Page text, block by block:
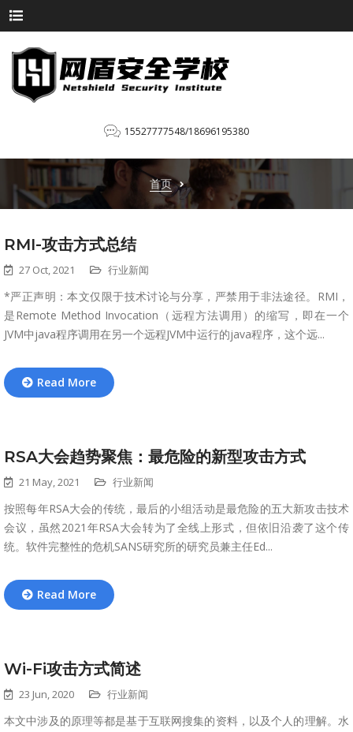
15527777548/18696195380
首页
RMI-攻击方式总结
27 Oct, 2021 行业新闻
*严正声明：本文仅限于技术讨论与分享，严禁用于非法途径。RMI，
是Remote Method Invocation（远程方法调用）的缩写，即在一个
JVM中java程序调用在另一个远程JVM中运行的java程序，这个远...
Read More
RSA大会趋势聚焦：最危险的新型攻击方式
21 May, 2021 行业新闻
按照每年RSA大会的传统，最后的小组活动是最危险的五大新攻击技术
会议，虽然2021年RSA大会转为了全线上形式，但依旧沿袭了这个传
统。软件完整性的危机SANS研究所的研究员兼主任Ed...
Read More
Wi-Fi攻击方式简述
23 Jun, 2020 行业新闻
本文中涉及的原理等都是基于互联网搜集的资料，以及个人的理解。水